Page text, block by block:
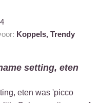
Koppels, Trendy
setting, eten
eten was 'picco